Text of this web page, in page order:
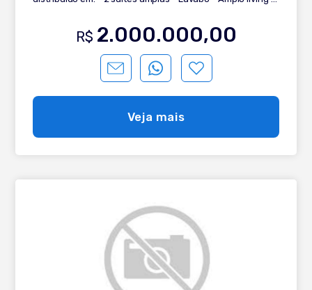
Vidros duplos - Espera para calefação - Espera para split
- 2 vagas de garagem Edifício de alto padrão com
completa infraestrutura com piscina térmica, espaço
fitness, portaria, espelhos d'agua, espaço gourmet com
salão de festas.
R$ 2.000.000,00
Veja mais